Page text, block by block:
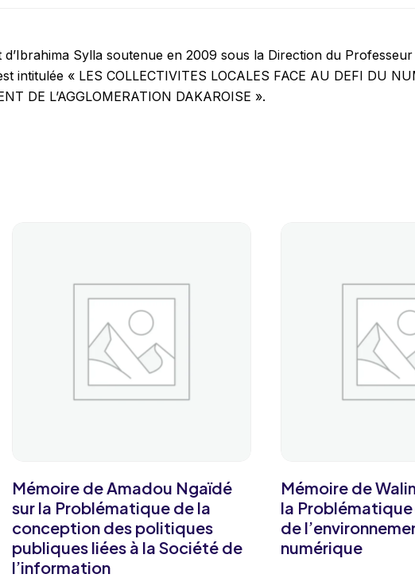
Sylla soutenue en 2009 sous la Direction du
intitulée « LES COLLECTIVITES LOCALES FACE AU DEFI DU
DE L’AGGLOMERATION DAKAROISE ».
Mémoire de Amadou Ngaïdé
sur la Problématique de la
conception des politiques
publiques liées à la Société de
l’information
Mémoire de
la
de
numérique